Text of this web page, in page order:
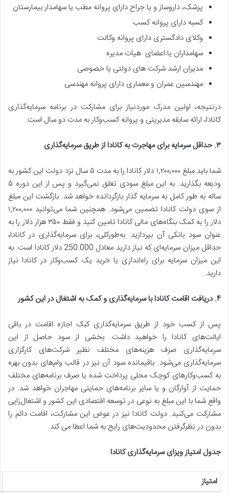
پزشک، داروساز و یا جراح دارای پروانه ‌مطب یا سهامدار بیمارستان
کسبه دارای پروانه کسب
وکلای دادگستری دارای پروانه ‌وکالت
سهامداران یا اعضای هیات مدیره
مدیران ارشد شرکت های دولتی یا خصوصی
مهندسین عمران و معماری دارای پروانه مهندسی
در‌نتیجه، اولین مدرک مورد‌نیاز برای مشارکت در برنامه سرمایه‌گذاری
کانادا، ارائه سابقه مدیریتی و پروانه کسب‌و‌کار به مدت دو سال است.
۳.حداقل سرمایه برای مهاجرت به کانادا از طریق سرمایه‌گذاری
شما باید مبلغ ۱,۲۰۰,۰۰۰ دلار کانادا را به مدت ۵ سال نزد دولت این کشور به
ودیعه بگذارید. به این مبلغ سودی تعلق نمی‌گیرد و پس از این دوره ۵
ساله به طور کامل به سرمایه گذار بازگردانده خواهد شد. بازگشت این مبلغ
از سوی دولت کانادا تضمین می‌شود. همچنین شما می‌توانید ۱,۲۰۰,۰۰۰
دلار را به کمک بنگاه‌های مالی کانادا تامین کنید و فقط ۳۵۰ هزار دلار را به
عنوان سود بانکی آن بپردازید. به‌طورکلی، برای سرمایه‌گذاری در کانادا،
حداقل میزان سرمایه‌ای که نیاز دارید معادل 250.000 دلار کانادا است. به
این میزان سرمایه برای راه‌اندازی یا خرید یک کسب‌وکار در کانادا نیاز
دارید.
۴.دریافت اقامت کانادا با سرمایه‌گذاری و کمک به اشتغال در این کشور
پس از کسب خود از طریق سرمایه‌گذاری کبک اجازه اقامت در باقی
ایالت‌های کانادا را خواهید داشت. بخشی از سود حاصل از این
سرمایه‌گذاری صرف هزینه‌‌های مختلف نظیر شرکت‌‌های کارگزاری
سرمایه‌گذاری می‌شود. باقیمانده سود آن نیز در قالب وام‌‌های بدون بهره
به کسب‌‌و‌کارهای کوچک محلی پرداخت شده یا صرف برنامه‌های مختلف
حمایت از آوارگان و یا سایر برنامه‌های حمایتی مهاجران خواهد شد. در
واقع شما با این مبلغ به نوعی در توسعه اقتصادی این کشور و اشتغال‌‌زایی
مشارکت می‌کنید. دولت کانادا نیز در عوض این مشارکت، اقامت دائم را
بدون در نظر‌گرفتن محدودیت‌‌های رایج به شما اعطا می‌ کند.
جدول امتیاز ویزای سرمایه‌گذاری کانادا
امتیاز